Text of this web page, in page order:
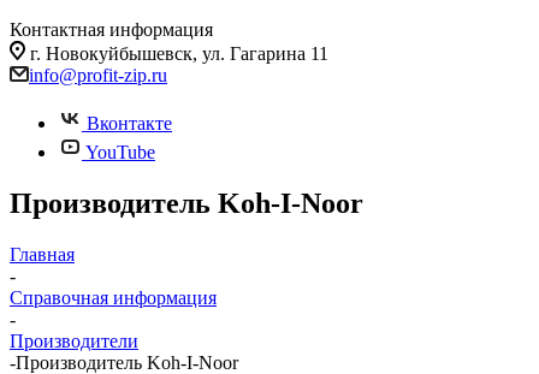
Контактная информация
г. Новокуйбышевск, ул. Гагарина 11
info@profit-zip.ru
Вконтакте
YouTube
Производитель Koh-I-Noor
Главная
-
Справочная информация
-
Производители
-Производитель Koh-I-Noor